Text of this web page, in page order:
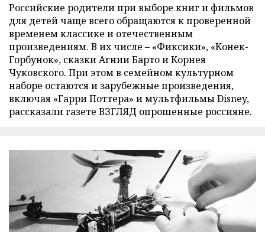
Российские родители при выборе книг и фильмов
для детей чаще всего обращаются к проверенной
временем классике и отечественным
произведениям. В их числе – «Фиксики», «Конек-
Горбунок», сказки Агнии Барто и Корнея
Чуковского. При этом в семейном культурном
наборе остаются и зарубежные произведения,
включая «Гарри Поттера» и мультфильмы Disney,
рассказали газете ВЗГЛЯД опрошенные россияне.